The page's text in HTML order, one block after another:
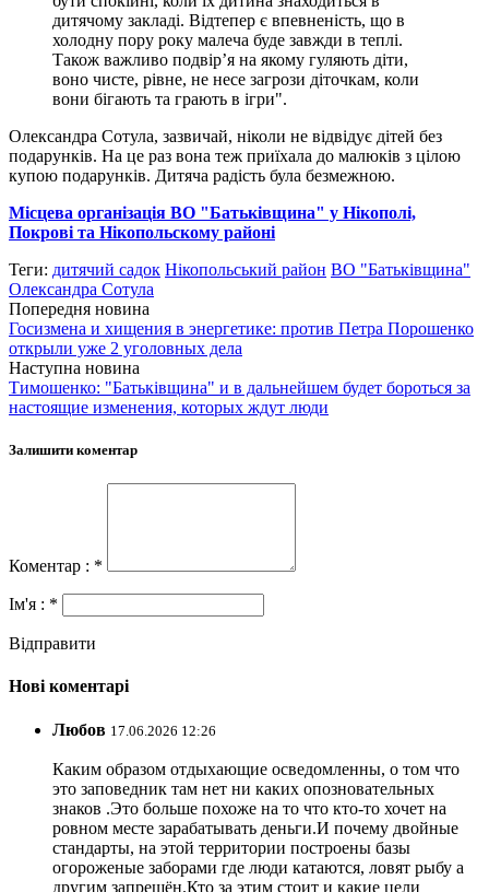
дитячому закладі. Відтепер є впевненість, що в
холодну пору року малеча буде завжди в теплі.
Також важливо подвір’я на якому гуляють діти,
воно чисте, рівне, не несе загрози діточкам, коли
вони бігають та грають в ігри".
Олександра Сотула, зазвичай, ніколи не відвідує дітей без
подарунків. На це раз вона теж приїхала до малюків з цілою
купою подарунків. Дитяча радість була безмежною.
Місцева організація ВО "Батьківщина" у Нікополі,
Покрові та Нікопольскому районі
Теги: дитячий садок Нікопольський район ВО "Батьківщина"
Олександра Сотула
Попередня новина
Госизмена и хищения в энергетике: против Петра Порошенко
открыли уже 2 уголовных дела
Наступна новина
Тимошенко: "Батьківщина" и в дальнейшем будет бороться за
настоящие изменения, которых ждут люди
Залишити коментар
Коментар : *
Ім'я : *
Відправити
Нові коментарі
Любов 17.06.2026 12:26
Каким образом отдыхающие осведомленны, о том что
это заповедник там нет ни каких опозновательных
знаков .Это больше похоже на то что кто-то хочет на
ровном месте зарабатывать деньги.И почему двойные
стандарты, на этой территории построены базы
огороженые заборами где люди катаются, ловят рыбу а
другим запрещён.Кто за этим стоит и какие цели